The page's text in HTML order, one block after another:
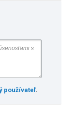
používateľ.